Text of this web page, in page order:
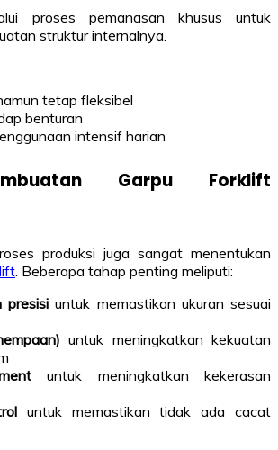
proses pemanasan khusus untuk
struktur internalnya.
tetap fleksibel
benturan
intensif harian
Garpu Forklift
produksi juga sangat menentukan
. Beberapa tahap penting meliputi:
presisi untuk memastikan ukuran sesuai
untuk meningkatkan kekuatan
untuk meningkatkan kekerasan
untuk memastikan tidak ada cacat